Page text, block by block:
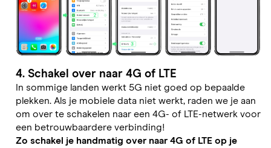
4. Schakel over naar 4G of LTE
In sommige landen werkt 5G niet goed op bepaalde
plekken. Als je mobiele data niet werkt, raden we je aan
om over te schakelen naar een 4G- of LTE-netwerk voor
een betrouwbaardere verbinding!
Zo schakel je handmatig over naar 4G of LTE op je